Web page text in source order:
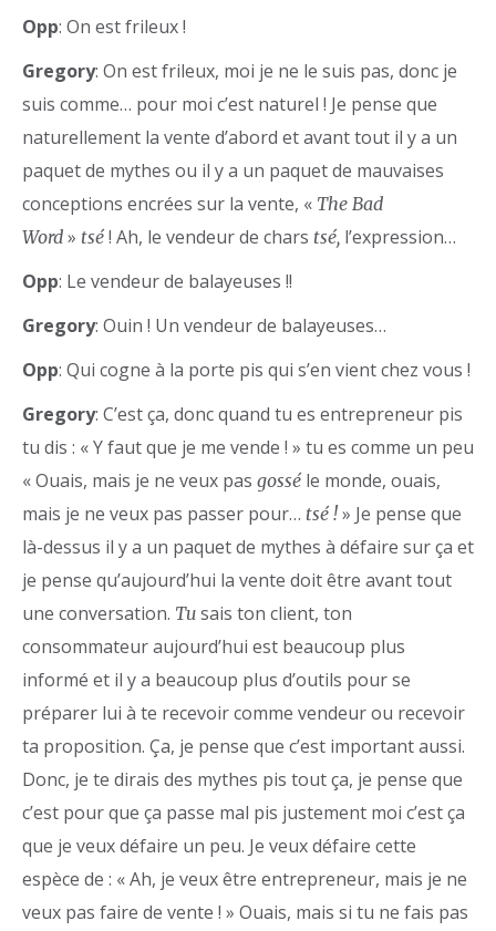
Opp: On est frileux !
Gregory: On est frileux, moi je ne le suis pas, donc je
suis comme… pour moi c’est naturel ! Je pense que
naturellement la vente d’abord et avant tout il y a un
paquet de mythes ou il y a un paquet de mauvaises
conceptions encrées sur la vente, « The Bad
Word » tsé ! Ah, le vendeur de chars tsé, l’expression…
Opp: Le vendeur de balayeuses !!
Gregory: Ouin ! Un vendeur de balayeuses…
Opp: Qui cogne à la porte pis qui s’en vient chez vous !
Gregory: C’est ça, donc quand tu es entrepreneur pis
tu dis : « Y faut que je me vende ! » tu es comme un peu
« Ouais, mais je ne veux pas gossé le monde, ouais,
mais je ne veux pas passer pour… tsé !» Je pense que
là-dessus il y a un paquet de mythes à défaire sur ça et
je pense qu’aujourd’hui la vente doit être avant tout
une conversation. Tu sais ton client, ton
consommateur aujourd’hui est beaucoup plus
informé et il y a beaucoup plus d’outils pour se
préparer lui à te recevoir comme vendeur ou recevoir
ta proposition. Ça, je pense que c’est important aussi.
Donc, je te dirais des mythes pis tout ça, je pense que
c’est pour que ça passe mal pis justement moi c’est ça
que je veux défaire un peu. Je veux défaire cette
espèce de : « Ah, je veux être entrepreneur, mais je ne
veux pas faire de vente ! » Ouais, mais si tu ne fais pas